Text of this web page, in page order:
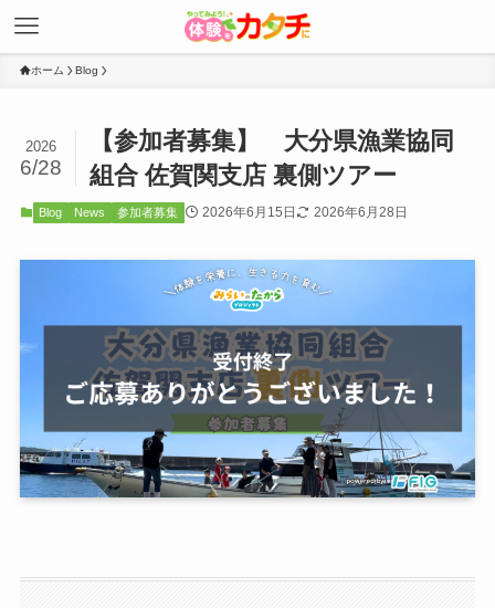
ホーム Blog
【参加者募集】 大分県漁業協同
組合 佐賀関支店 裏側ツアー
2026
6/28
Blog News 参加者募集 2026年6月15日 2026年6月28日